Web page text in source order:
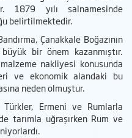
1879 yılı salnamesinde
belirtilmektedir.
Çanakkale Boğazının
bir önem kazanmıştır.
nakliyesi konusunda
ve ekonomik alandaki bu
neden olmuştur.
Türkler, Ermeni ve Rumlarla
tarımla uğraşırken Rum ve